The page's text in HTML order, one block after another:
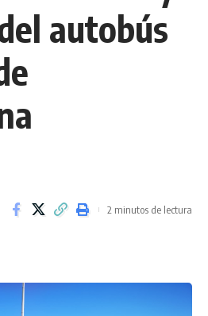
autobús
2 minutos de lectura